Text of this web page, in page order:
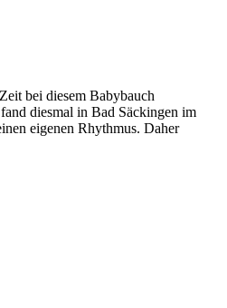
bei diesem Babybauch
diesmal in Bad Säckingen im
eigenen Rhythmus. Daher